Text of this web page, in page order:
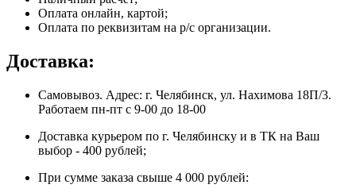
Оплата онлайн, картой;
Оплата по реквизитам на р/с организации.
Доставка:
Самовывоз. Адрес: г. Челябинск, ул. Нахимова 18П/3.
Работаем пн-пт с 9-00 до 18-00
Доставка курьером по г. Челябинску и в ТК на Ваш
выбор - 400 рублей;
При сумме заказа свыше 4 000 рублей: